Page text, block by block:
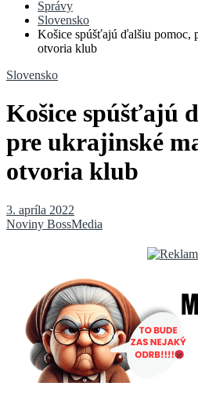
Správy
Slovensko
Košice spúšťajú ďalšiu pomoc,
otvoria klub
Slovensko
Košice spúšťajú
pre ukrajinské
otvoria klub
3. apríla 2022
Noviny BossMedia